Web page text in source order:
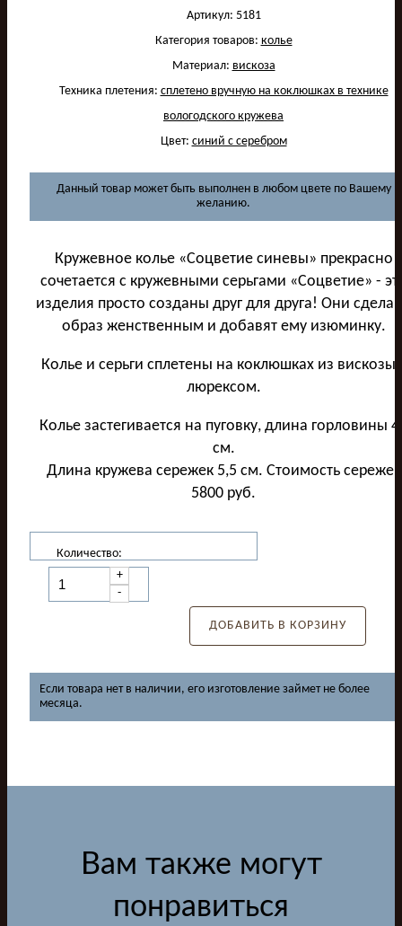
Артикул: 5181
Категория товаров: колье
Материал: вискоза
Техника плетения: сплетено вручную на коклюшках в технике
вологодского кружева
Цвет: синий с серебром
Данный товар может быть выполнен в любом цвете по Вашему
желанию.
Кружевное колье «Соцветие синевы» прекрасно
сочетается с кружевными серьгами «Соцветие» -
изделия просто созданы друг для друга! Они
образ женственным и добавят ему изюминку.
Колье и серьги сплетены на коклюшках из вискозы
люрексом.
Колье застегивается на пуговку, длина горловины
см.
Длина кружева сережек 5,5 см. Стоимость сережек
5800 руб.
Количество:
+
-
ДОБАВИТЬ В КОРЗИНУ
Если товара нет в наличии, его изготовление займет не более
месяца.
Вам также могут
понравиться